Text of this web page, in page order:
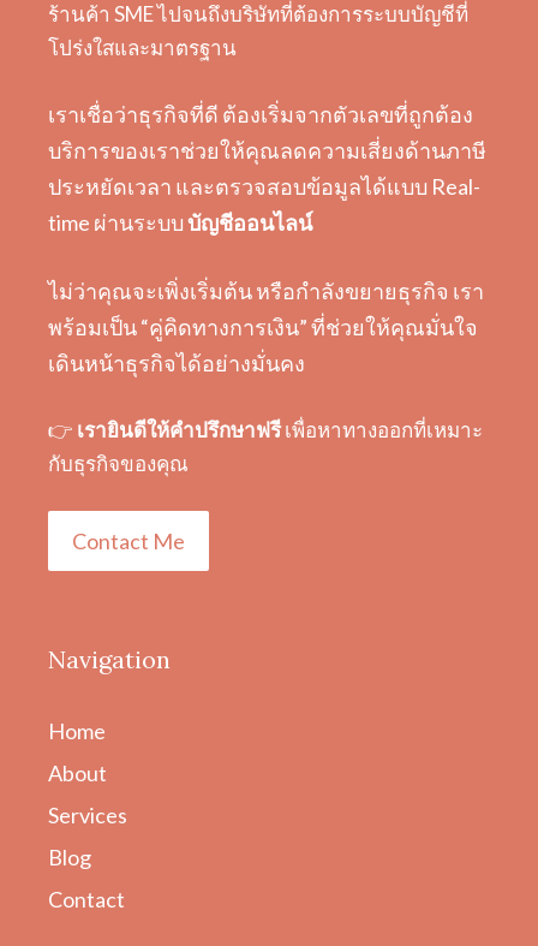
ร้านค้า SME ไปจนถึงบริษัทที่ต้องการระบบบัญชีที่
โปร่งใสและมาตรฐาน
เราเชื่อว่าธุรกิจที่ดี ต้องเริ่มจากตัวเลขที่ถูกต้อง
บริการของเราช่วยให้คุณลดความเสี่ยงด้านภาษี
ประหยัดเวลา และตรวจสอบข้อมูลได้แบบ Real-
time ผ่านระบบบัญชีออนไลน์
ไม่ว่าคุณจะเพิ่งเริ่มต้น หรือกำลังขยายธุรกิจ เรา
พร้อมเป็น “คู่คิดทางการเงิน” ที่ช่วยให้คุณมั่นใจ
เดินหน้าธุรกิจได้อย่างมั่นคง
👉 เรายินดีให้คำปรึกษาฟรีเพื่อหาทางออกที่เหมาะ
กับธุรกิจของคุณ
Contact Me
Navigation
Home
About
Services
Blog
Contact